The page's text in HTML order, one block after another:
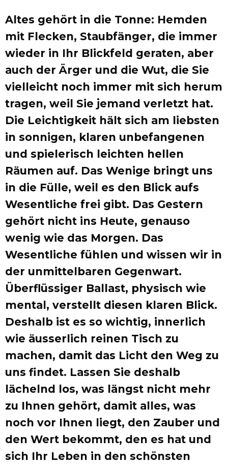
Altes gehört in die Tonne: Hemden
mit Flecken, Staubfänger, die immer
wieder in Ihr Blickfeld geraten, aber
auch der Ärger und die Wut, die Sie
vielleicht noch immer mit sich herum
tragen, weil Sie jemand verletzt hat.
Die Leichtigkeit hält sich am liebsten
in sonnigen, klaren unbefangenen
und spielerisch leichten hellen
Räumen auf. Das Wenige bringt uns
in die Fülle, weil es den Blick aufs
Wesentliche frei gibt. Das Gestern
gehört nicht ins Heute, genauso
wenig wie das Morgen. Das
Wesentliche fühlen und wissen wir in
der unmittelbaren Gegenwart.
Überflüssiger Ballast, physisch wie
mental, verstellt diesen klaren Blick.
Deshalb ist es so wichtig, innerlich
wie äusserlich reinen Tisch zu
machen, damit das Licht den Weg zu
uns findet. Lassen Sie deshalb
lächelnd los, was längst nicht mehr
zu Ihnen gehört, damit alles, was
noch vor Ihnen liegt, den Zauber und
den Wert bekommt, den es hat und
sich Ihr Leben in den schönsten